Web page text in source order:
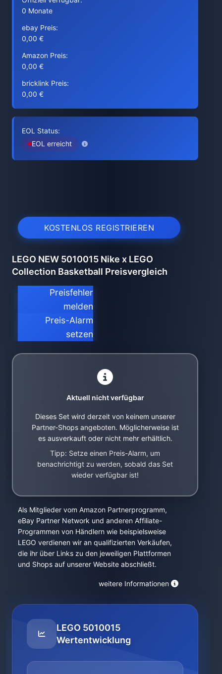
0 Monate
ebay Preis:
0,00 €
Amazon Preis:
0,00 €
bricklink Preis:
0,00 €
EOL Status:
EOL erreicht
KOSTENLOS REGISTRIEREN
LEGO NEW 5010015 Nike x LEGO
Collection Basketball Preisvergleich
Preisfehler
melden
Preis-Alarm
setzen
Aktuell nicht verfügbar
Dieses Set wird derzeit von keinem unserer
Partner-Shops angeboten. Möglicherweise ist
es ausverkauft oder nicht mehr erhältlich.
Tipp: Setze einen Preis-Alarm, um
benachrichtigt zu werden, sobald das Set
wieder verfügbar ist!
Als Mitglieder vom Amazon Partnerprogramm,
eBay Partner Network und anderen Affiliate-
Programmen von Händlern wie beispielsweise
LEGO verdienen wir an qualifizierten Verkäufen,
die ihr über Links zu den jeweiligen Plattformen
und Shops auf unserer Website abschließt.
weitere Informationen
LEGO 5010015
Wertentwicklung